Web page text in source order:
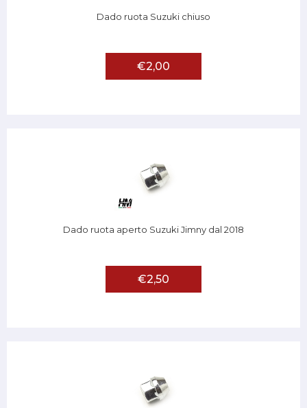
Dado ruota Suzuki chiuso
€2,00
Dado ruota aperto Suzuki Jimny dal 2018
€2,50